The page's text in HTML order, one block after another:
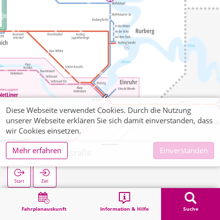
Fahrplanauskunft Information & Hilfe Suche
Wendelinusstraße
Start Ziel
Wendelinusstraße
Diese Webseite verwendet Cookies. Durch die Nutzung
unserer Webseite erklären Sie sich damit einverstanden, dass
wir Cookies einsetzen.
Mehr erfahren
Einverstanden